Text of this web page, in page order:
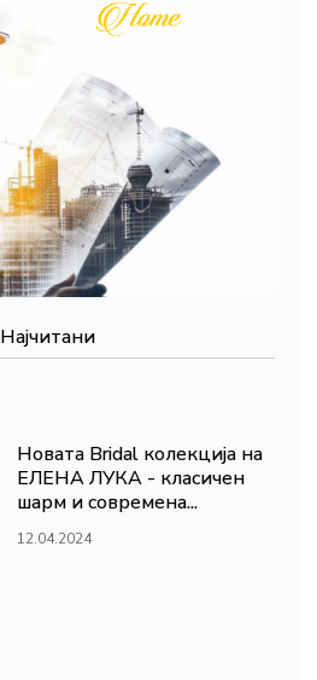
Најчитани
Новата Bridal колекција на
ЕЛЕНА ЛУКА - класичен
шарм и современа...
12.04.2024